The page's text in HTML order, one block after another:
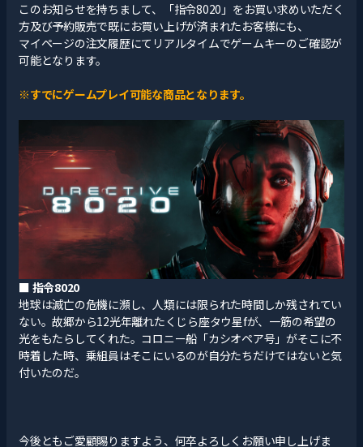
このお知らせを持ちまして、「指令8020」をお買い求めいただく
方及び予約販売で既にお買い上げが済まれたお客様にも、
マイページの注文履歴にてリアルタイムでゲームキーのご確認が
可能となります。
※すでにゲームプレイ可能な商品となります。
■ 指令8020
地球は滅亡の危機に瀕し、人類には限られた時間しか残されてい
ない。故郷から12光年離れたくじら座タウ星fが、一筋の希望の
光をもたらしてくれた。コロニー船「カシオペア号」がそこに不
時着した時、乗組員はそこにいるのが自分たちだけではないと気
付いたのだ。
今後ともご愛顧賜りますよう、何卒よろしくお願い申し上げま